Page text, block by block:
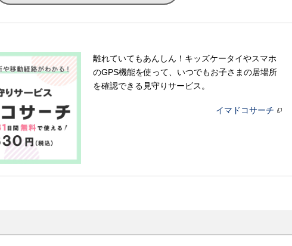
離れていてもあんしん！キッズケータイやスマホ
のGPS機能を使って、いつでもお子さまの居場所
を確認できる見守りサービス。
イマドコサーチ